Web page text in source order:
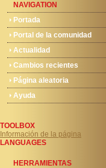
NAVIGATION
Portada
Portal de la comunidad
Actualidad
Cambios recientes
Página aleatoria
Ayuda
TOOLBOX
Información de la página
LANGUAGES
HERRAMIENTAS